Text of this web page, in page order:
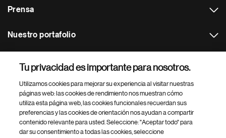
Prensa
Nuestro portafolio
Footer Site Search
Tu privacidad es importante para nosotros.
Utilizamos cookies para mejorar su experiencia al visitar nuestras
páginas web: las cookies de rendimiento nos muestran cómo
utiliza esta página web, las cookies funcionales recuerdan sus
preferencias y las cookies de orientación nos ayudan a compartir
contenido relevante para usted. Seleccione: "Aceptar todo" para
dar su consentimiento a todas las cookies, seleccione